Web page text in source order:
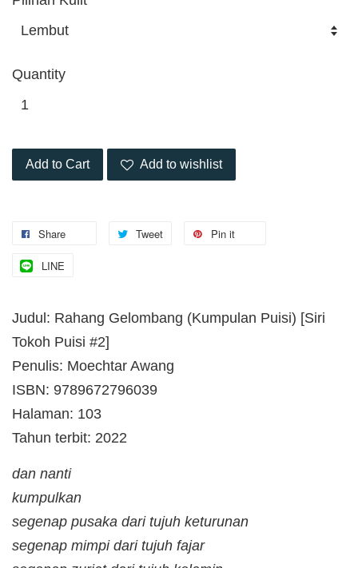
Quantity
Add to Cart Add to wishlist
Share Tweet Pin it
LINE
Judul: Rahang Gelombang (Kumpulan Puisi) [Siri
Tokoh Puisi #2]
Penulis: Moechtar Awang
ISBN: 9789672796039
Halaman: 103
Tahun terbit: 2022
dan nanti
kumpulkan
segenap pusaka dari tujuh keturunan
segenap mimpi dari tujuh fajar